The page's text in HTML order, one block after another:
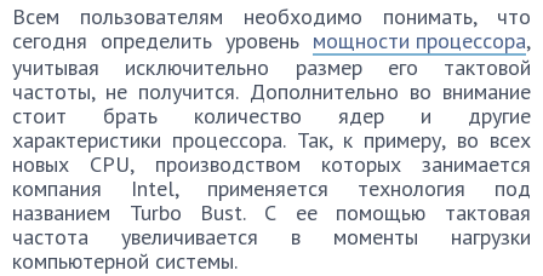
Всем пользователям необходимо понимать, что
сегодня определить уровень мощности процессора,
учитывая исключительно размер его тактовой
частоты, не получится. Дополнительно во внимание
стоит брать количество ядер и другие
характеристики процессора. Так, к примеру, во всех
новых CPU, производством которых занимается
компания Intel, применяется технология под
названием Turbo Bust. С ее помощью тактовая
частота увеличивается в моменты нагрузки
компьютерной системы.